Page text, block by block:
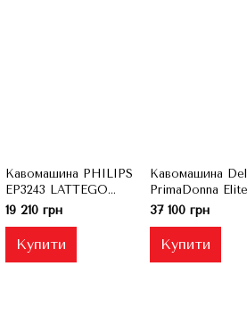
Кавомашина PHILIPS
EP3243 LATTEGO
(Вживана)
19 210 грн
Купити
Кавомашина
PrimaDonna Elite
ECAM
37 100 грн
Купити